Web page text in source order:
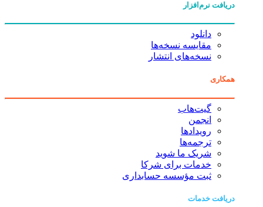
دریافت نرم‌افزار
دانلود
مقایسه نسخه‌ها
نسخه‌های انتشار
همکاری
گیت‌هاب
انجمن
رویدادها
ترجمه‌ها
شریک ما شوید
خدمات برای شرکا
ثبت مؤسسه حسابداری
دریافت خدمات